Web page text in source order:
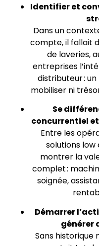
Identifier et
Dans un
compte, il fallait
de laveries,
entreprises
distributeur :
mobiliser ni
Se
concurrentiel
Entre les
solutions
montrer la
complet :
soignée,
Démarrer
générer
Sans historique